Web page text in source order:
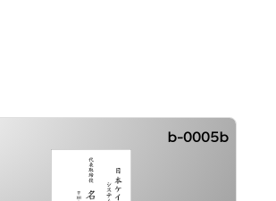
b-0005b